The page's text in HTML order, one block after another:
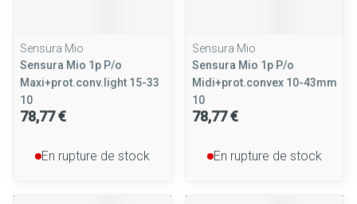
Sensura Mio
Sensura Mio 1p P/o
Maxi+prot.conv.light 15-33
10
78,77 €
En rupture de stock
Sensura Mio
Sensura Mio 1p P/o
Midi+prot.convex 10-43mm
10
78,77 €
En rupture de stock